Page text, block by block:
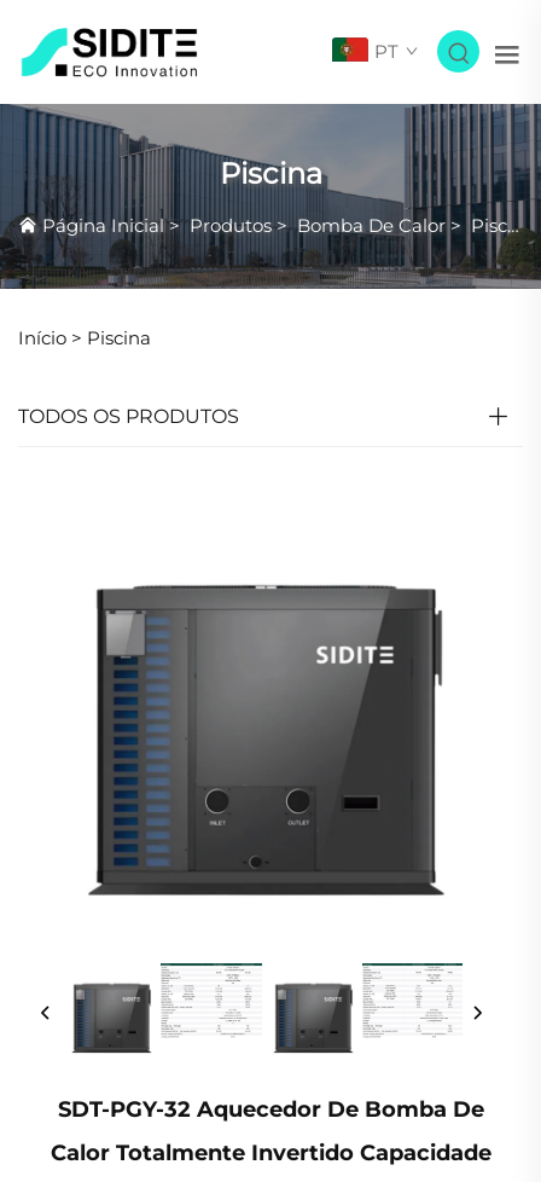
PT
Piscina
Página Inicial>Produtos>Bomba De Calor > Piscina
Início > Piscina
TODOS OS PRODUTOS
SDT-PGY-32 Aquecedor De Bomba De
Calor Totalmente Invertido Capacidade